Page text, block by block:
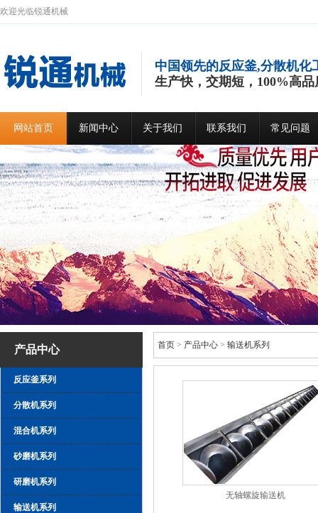
欢迎光临锐通机械
中国领先的反应釜,分散机化
生产快，交期短，100%高品
网站首页 新闻中心 关于我们 联系我们 常见问题
产品中心
反应釜系列
分散机系列
混合机系列
砂磨机系列
研磨机系列
输送机系列
首页 > 产品中心 > 输送机系列
无轴螺旋输送机